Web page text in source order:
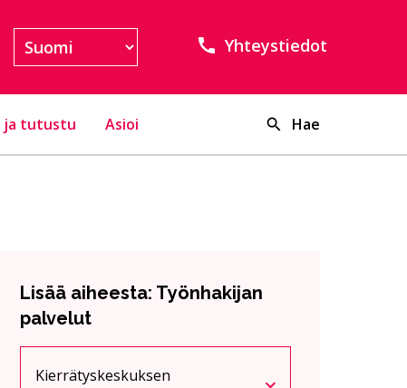
Yhteystiedot
ja tutustu Asioi Hae
Lisää aiheesta: Työnhakijan
palvelut
Kierrätyskeskuksen